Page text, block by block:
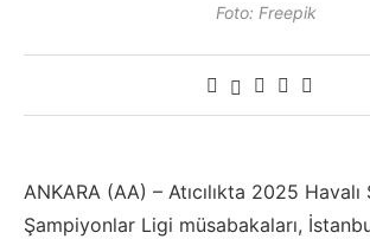
Foto: Freepik
ANKARA (AA) – Atıcılıkta 2025
Şampiyonlar Ligi müsabakaları,